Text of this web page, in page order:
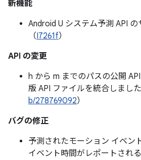
新機能
Android U システム予測 API
（I7261f）
API の変更
h から m までのパスの公開
版 API ファイルを統合しまし
b/278769092）
バグの修正
予測されたモーション イベン
イベント時間がレポートされ